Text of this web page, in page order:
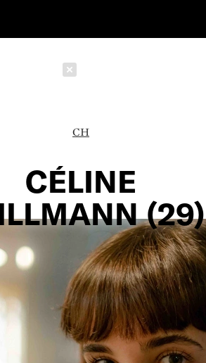
CH
CÉLINE
(29)